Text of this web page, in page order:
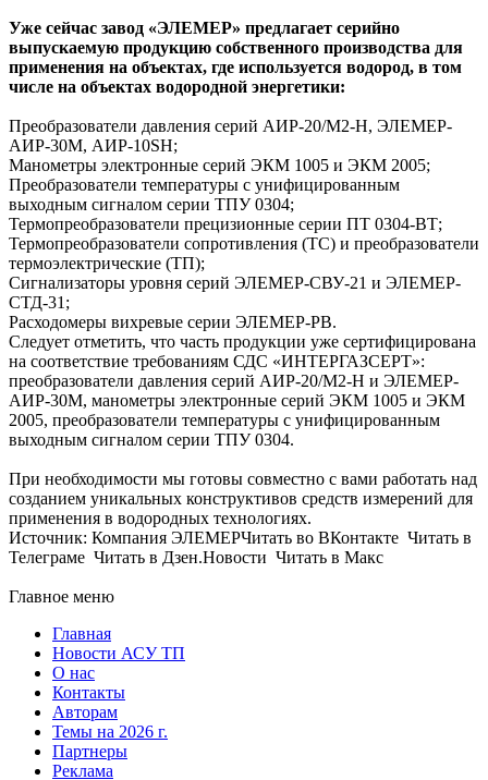
Уже сейчас завод «ЭЛЕМЕР» предлагает серийно
выпускаемую продукцию собственного производства для
применения на объектах, где используется водород, в том
числе на объектах водородной энергетики:
Преобразователи давления серий АИР-20/М2-Н, ЭЛЕМЕР-
АИР-30М, АИР-10SH;
Манометры электронные серий ЭКМ 1005 и ЭКМ 2005;
Преобразователи температуры с унифицированным
выходным сигналом серии ТПУ 0304;
Термопреобразователи прецизионные серии ПТ 0304-ВТ;
Термопреобразователи сопротивления (ТС) и преобразователи
термоэлектрические (ТП);
Сигнализаторы уровня серий ЭЛЕМЕР-СВУ-21 и ЭЛЕМЕР-
СТД-31;
Расходомеры вихревые серии ЭЛЕМЕР-РВ.
Следует отметить, что часть продукции уже сертифицирована
на соответствие требованиям СДС «ИНТЕРГАЗСЕРТ»:
преобразователи давления серий АИР-20/М2-Н и ЭЛЕМЕР-
АИР-30М, манометры электронные серий ЭКМ 1005 и ЭКМ
2005, преобразователи температуры с унифицированным
выходным сигналом серии ТПУ 0304.
При необходимости мы готовы совместно с вами работать над
созданием уникальных конструктивов средств измерений для
применения в водородных технологиях.
Источник: Компания ЭЛЕМЕРЧитать во ВКонтакте Читать в
Телеграме Читать в Дзен.Новости Читать в Макс
Главное меню
Главная
Новости АСУ ТП
О нас
Контакты
Авторам
Темы на 2026 г.
Партнеры
Реклама